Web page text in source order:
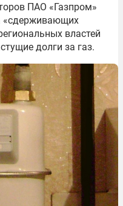
ПАО «Газпром»
«сдерживающих
властей
долги за газ.